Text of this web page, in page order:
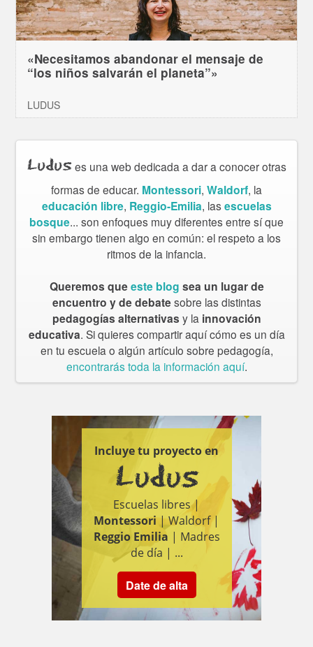
«Necesitamos abandonar el mensaje de
“los niños salvarán el planeta”»
LUDUS
Luduses una web dedicada a dar a conocer otras
formas de educar. Montessori, Waldorf, la
educación libre, Reggio-Emilia, las escuelas
bosque... son enfoques muy diferentes entre sí que
sin embargo tienen algo en común: el respeto a los
ritmos de la infancia.
Queremos queeste blog sea un lugar de
encuentro y de debatesobre las distintas
pedagogías alternativas y la innovación
educativa. Si quieres compartir aquí cómo es un día
en tu escuela o algún artículo sobre pedagogía,
encontrarás toda la información aquí.
Incluye tu proyecto en
Ludus
Escuelas libres |
Montessori| Waldorf |
Reggio Emilia | Madres
de día | ...
Date de alta